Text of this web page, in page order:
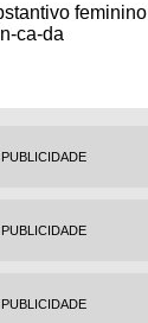
feminino
ca-da
PUBLICIDADE
PUBLICIDADE
PUBLICIDADE